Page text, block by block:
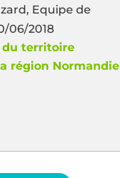
Equipe de
06/2018
du territoire
région Normandie